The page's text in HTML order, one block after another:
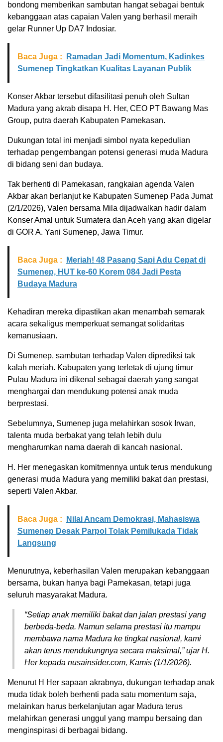
bondong memberikan sambutan hangat sebagai bentuk
kebanggaan atas capaian Valen yang berhasil meraih
gelar Runner Up DA7 Indosiar.
Baca Juga :
Ramadan Jadi Momentum, Kadinkes
Sumenep Tingkatkan Kualitas Layanan Publik
Konser Akbar tersebut difasilitasi penuh oleh Sultan
Madura yang akrab disapa H. Her, CEO PT Bawang Mas
Group, putra daerah Kabupaten Pamekasan.
Dukungan total ini menjadi simbol nyata kepedulian
terhadap pengembangan potensi generasi muda Madura
di bidang seni dan budaya.
Tak berhenti di Pamekasan, rangkaian agenda Valen
Akbar akan berlanjut ke Kabupaten Sumenep Pada Jumat
(2/1/2026), Valen bersama Mila dijadwalkan hadir dalam
Konser Amal untuk Sumatera dan Aceh yang akan digelar
di GOR A. Yani Sumenep, Jawa Timur.
Baca Juga :
Meriah! 48 Pasang Sapi Adu Cepat di
Sumenep, HUT ke-60 Korem 084 Jadi Pesta
Budaya Madura
Kehadiran mereka dipastikan akan menambah semarak
acara sekaligus memperkuat semangat solidaritas
kemanusiaan.
Di Sumenep, sambutan terhadap Valen diprediksi tak
kalah meriah. Kabupaten yang terletak di ujung timur
Pulau Madura ini dikenal sebagai daerah yang sangat
menghargai dan mendukung potensi anak muda
berprestasi.
Sebelumnya, Sumenep juga melahirkan sosok Irwan,
talenta muda berbakat yang telah lebih dulu
mengharumkan nama daerah di kancah nasional.
H. Her menegaskan komitmennya untuk terus mendukung
generasi muda Madura yang memiliki bakat dan prestasi,
seperti Valen Akbar.
Baca Juga :
Nilai Ancam Demokrasi, Mahasiswa
Sumenep Desak Parpol Tolak Pemilukada Tidak
Langsung
Menurutnya, keberhasilan Valen merupakan kebanggaan
bersama, bukan hanya bagi Pamekasan, tetapi juga
seluruh masyarakat Madura.
“Setiap anak memiliki bakat dan jalan prestasi yang
berbeda-beda. Namun selama prestasi itu mampu
membawa nama Madura ke tingkat nasional, kami
akan terus mendukungnya secara maksimal,” ujar H.
Her kepada nusainsider.com, Kamis (1/1/2026).
Menurut H Her sapaan akrabnya, dukungan terhadap anak
muda tidak boleh berhenti pada satu momentum saja,
melainkan harus berkelanjutan agar Madura terus
melahirkan generasi unggul yang mampu bersaing dan
menginspirasi di berbagai bidang.